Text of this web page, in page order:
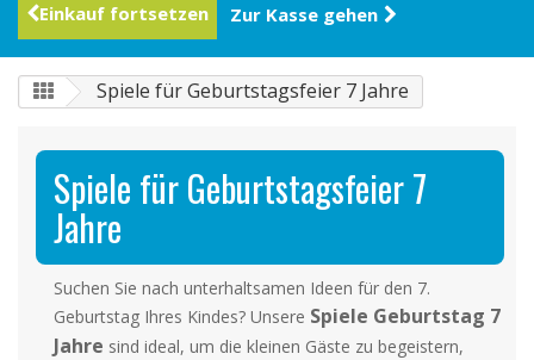
Einkauf fortsetzen Zur Kasse gehen
Spiele für Geburtstagsfeier 7 Jahre
Spiele für Geburtstagsfeier 7
Jahre
Suchen Sie nach unterhaltsamen Ideen für den 7.
Geburtstag Ihres Kindes? Unsere Spiele Geburtstag 7
Jahre sind ideal, um die kleinen Gäste zu begeistern,